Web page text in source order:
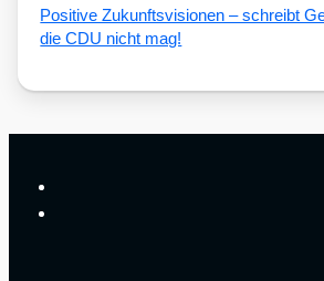
Posi­ti­ve Zukunfts­vi­sio­nen – schreibt
die CDU nicht mag!